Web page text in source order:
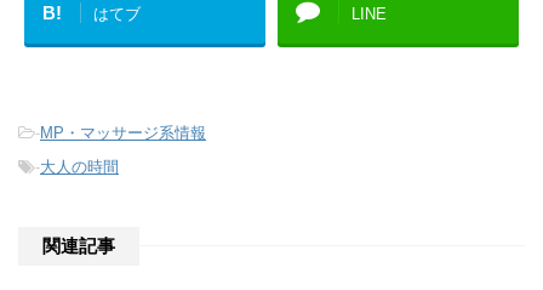
B! はてブ LINE
-MP・マッサージ系情報
-大人の時間
関連記事